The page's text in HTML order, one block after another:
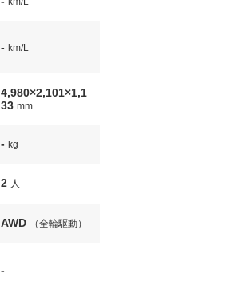
- km/L
4,980×2,101×1,1
33 mm
- kg
2 人
AWD （全輪駆動）
-